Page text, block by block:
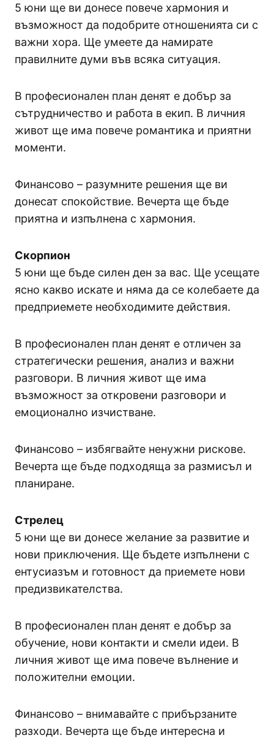
5 юни ще ви донесе повече хармония и
възможност да подобрите отношенията си с
важни хора. Ще умеете да намирате
правилните думи във всяка ситуация.
В професионален план денят е добър за
сътрудничество и работа в екип. В личния
живот ще има повече романтика и приятни
моменти.
Финансово – разумните решения ще ви
донесат спокойствие. Вечерта ще бъде
приятна и изпълнена с хармония.
Скорпион
5 юни ще бъде силен ден за вас. Ще усещате
ясно какво искате и няма да се колебаете да
предприемете необходимите действия.
В професионален план денят е отличен за
стратегически решения, анализ и важни
разговори. В личния живот ще има
възможност за откровени разговори и
емоционално изчистване.
Финансово – избягвайте ненужни рискове.
Вечерта ще бъде подходяща за размисъл и
планиране.
Стрелец
5 юни ще ви донесе желание за развитие и
нови приключения. Ще бъдете изпълнени с
ентусиазъм и готовност да приемете нови
предизвикателства.
В професионален план денят е добър за
обучение, нови контакти и смели идеи. В
личния живот ще има повече вълнение и
положителни емоции.
Финансово – внимавайте с прибързаните
разходи. Вечерта ще бъде интересна и